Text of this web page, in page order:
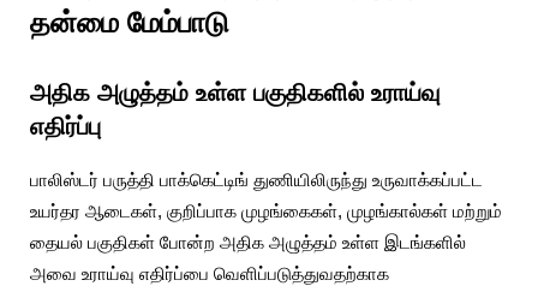
தன்மை மேம்பாடு
அதிக அழுத்தம் உள்ள பகுதிகளில் உராய்வு
எதிர்ப்பு
பாலிஸ்டர் பருத்தி பாக்கெட்டிங் துணியிலிருந்து உருவாக்கப்பட்ட
உயர்தர ஆடைகள், குறிப்பாக முழங்கைகள், முழங்கால்கள் மற்றும்
தையல் பகுதிகள் போன்ற அதிக அழுத்தம் உள்ள இடங்களில்
அவை உராய்வு எதிர்ப்பை வெளிப்படுத்துவதற்காக